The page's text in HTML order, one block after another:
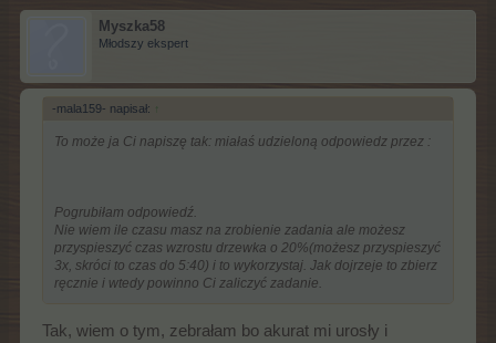
Myszka58
Młodszy ekspert
-mala159- napisał: ↑
To może ja Ci napiszę tak: miałaś udzieloną odpowiedz przez :
Pogrubiłam odpowiedź.
Nie wiem ile czasu masz na zrobienie zadania ale możesz
przyspieszyć czas wzrostu drzewka o 20%(możesz przyspieszyć
3x, skróci to czas do 5:40) i to wykorzystaj. Jak dojrzeje to zbierz
ręcznie i wtedy powinno Ci zaliczyć zadanie.
Tak, wiem o tym, zebrałam bo akurat mi urosły i